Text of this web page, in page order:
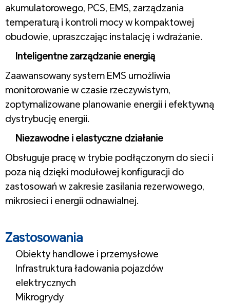
akumulatorowego, PCS, EMS, zarządzania
temperaturą i kontroli mocy w kompaktowej
obudowie, upraszczając instalację i wdrażanie.
Inteligentne zarządzanie energią
Zaawansowany system EMS umożliwia
monitorowanie w czasie rzeczywistym,
zoptymalizowane planowanie energii i efektywną
dystrybucję energii.
Niezawodne i elastyczne działanie
Obsługuje pracę w trybie podłączonym do sieci i
poza nią dzięki modułowej konfiguracji do
zastosowań w zakresie zasilania rezerwowego,
mikrosieci i energii odnawialnej.
Zastosowania
Obiekty handlowe i przemysłowe
Infrastruktura ładowania pojazdów
elektrycznych
Mikrogrydy